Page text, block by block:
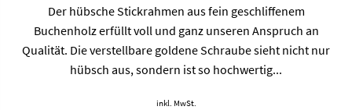
Der hübsche Stickrahmen aus fein geschliffenem
Buchenholz erfüllt voll und ganz unseren Anspruch an
Qualität. Die verstellbare goldene Schraube sieht nicht nur
hübsch aus, sondern ist so hochwertig...
inkl. MwSt.